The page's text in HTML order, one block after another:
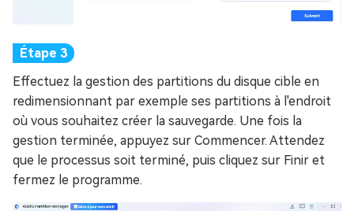
Effectuez la gestion des partitions du disque cible en
redimensionnant par exemple ses partitions à l'endroit
où vous souhaitez créer la sauvegarde. Une fois la
gestion terminée, appuyez sur Commencer. Attendez
que le processus soit terminé, puis cliquez sur Finir et
fermez le programme.